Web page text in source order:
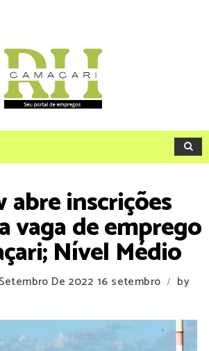
inscrições
vaga de emprego
Nível Médio
De 2022 16 setembro /
by